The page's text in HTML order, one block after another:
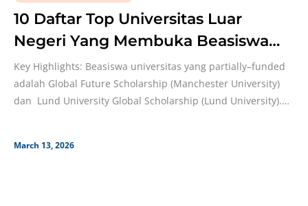
10 Daftar Top Universitas Luar
Negeri Yang Membuka Beasiswa
untuk Indonesia!
Key Highlights: Beasiswa universitas yang partially–funded
adalah Global Future Scholarship (Manchester University)
dan Lund University Global Scholarship (Lund University).
March 13, 2026